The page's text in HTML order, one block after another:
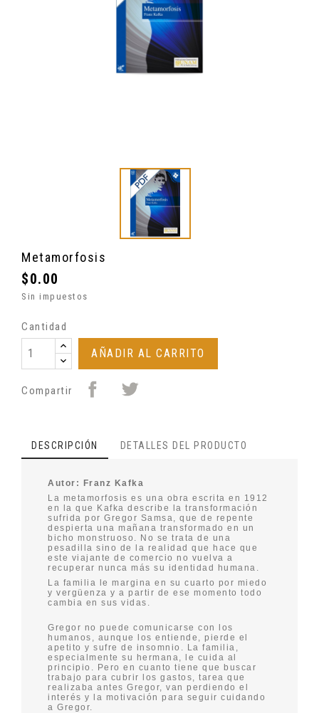
Metamorfosis
$0.00
Sin impuestos
Cantidad
AÑADIR AL CARRITO
Compartir
DESCRIPCIÓN DETALLES DEL PRODUCTO
Autor: Franz Kafka
La metamorfosis es una obra escrita en 1912
en la que Kafka describe la transformación
sufrida por Gregor Samsa, que de repente
despierta una mañana transformado en un
bicho monstruoso. No se trata de una
pesadilla sino de la realidad que hace que
este viajante de comercio no vuelva a
recuperar nunca más su identidad humana.
La familia le margina en su cuarto por miedo
y vergüenza y a partir de ese momento todo
cambia en sus vidas.
Gregor no puede comunicarse con los
humanos, aunque los entiende, pierde el
apetito y sufre de insomnio. La familia,
especialmente su hermana, le cuida al
principio. Pero en cuanto tiene que buscar
trabajo para cubrir los gastos, tarea que
realizaba antes Gregor, van perdiendo el
interés y la motivación para seguir cuidando
a Gregor.